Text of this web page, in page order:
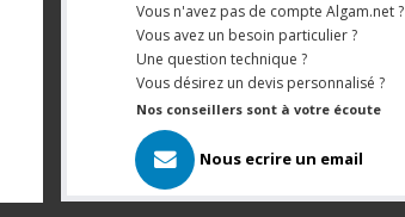
Vous n'avez pas de compte Algam.net ?
Vous avez un besoin particulier ?
Une question technique ?
Vous désirez un devis personnalisé ?
Nos conseillers sont à votre écoute
Nous ecrire un email